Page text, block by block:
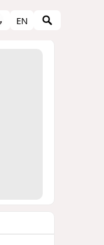
EN